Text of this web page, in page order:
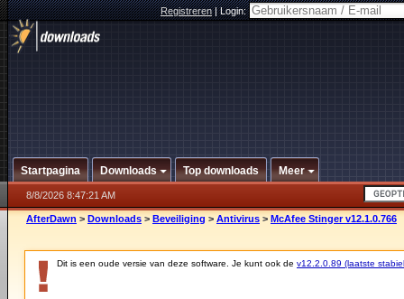
Registreren|Login:
Startpagina Downloads Top downloads Meer
8/8/2026 8:47:21 AM
AfterDawn > Downloads > Beveiliging > Antivirus > McAfee Stinger v12.1.0.766
Dit is een oude versie van deze software. Je kunt ook de v12.2.0.89 (laatste